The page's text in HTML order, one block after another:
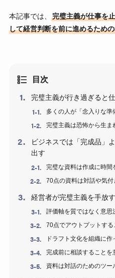
本記事では、
完璧主義が仕事を
して経営判断を前に進めるため
目次
完璧主義が行き過ぎると
多くの人が「念入りな準
完璧主義は恐怖から生ま
ビジネスでは「完成品」
出す
完璧な資料は作成に時間
70点の資料は対話や気
経営者が完璧主義を手放
評価軸を質ではなく意思
70点でアウトプットす
ドラフト文化を組織に作
完成前に相談することを
資料は対話のためのツー